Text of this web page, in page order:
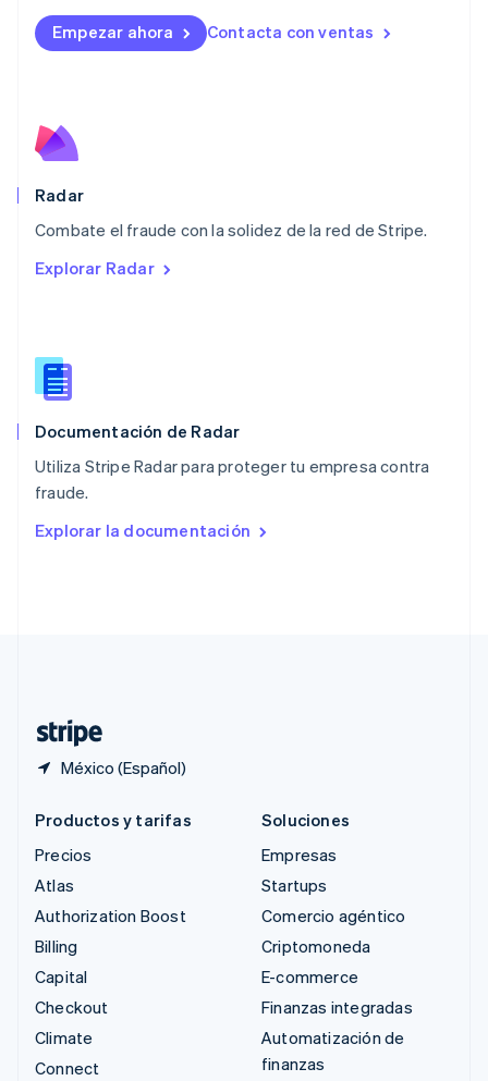
Empezar ahora Contacta con ventas
Radar
Combate el fraude con la solidez de la red de Stripe.
Explorar Radar
Documentación de Radar
Utiliza Stripe Radar para proteger tu empresa contra
fraude.
Explorar la documentación
México (Español)
Malasia
English简体中文
Español
Noruega
Nueva Zelandia
English
Nederlands English
Português
RAE de Hong Kong, China
Reino Unido
República Checa
English
English
Productos y tarifas
Precios
Atlas
Authorization Boost
Billing
Capital
Checkout
Climate
Connect
Soluciones
Empresas
Startups
Comercio agéntico
Criptomoneda
E-commerce
Finanzas integradas
Automatización de
finanzas